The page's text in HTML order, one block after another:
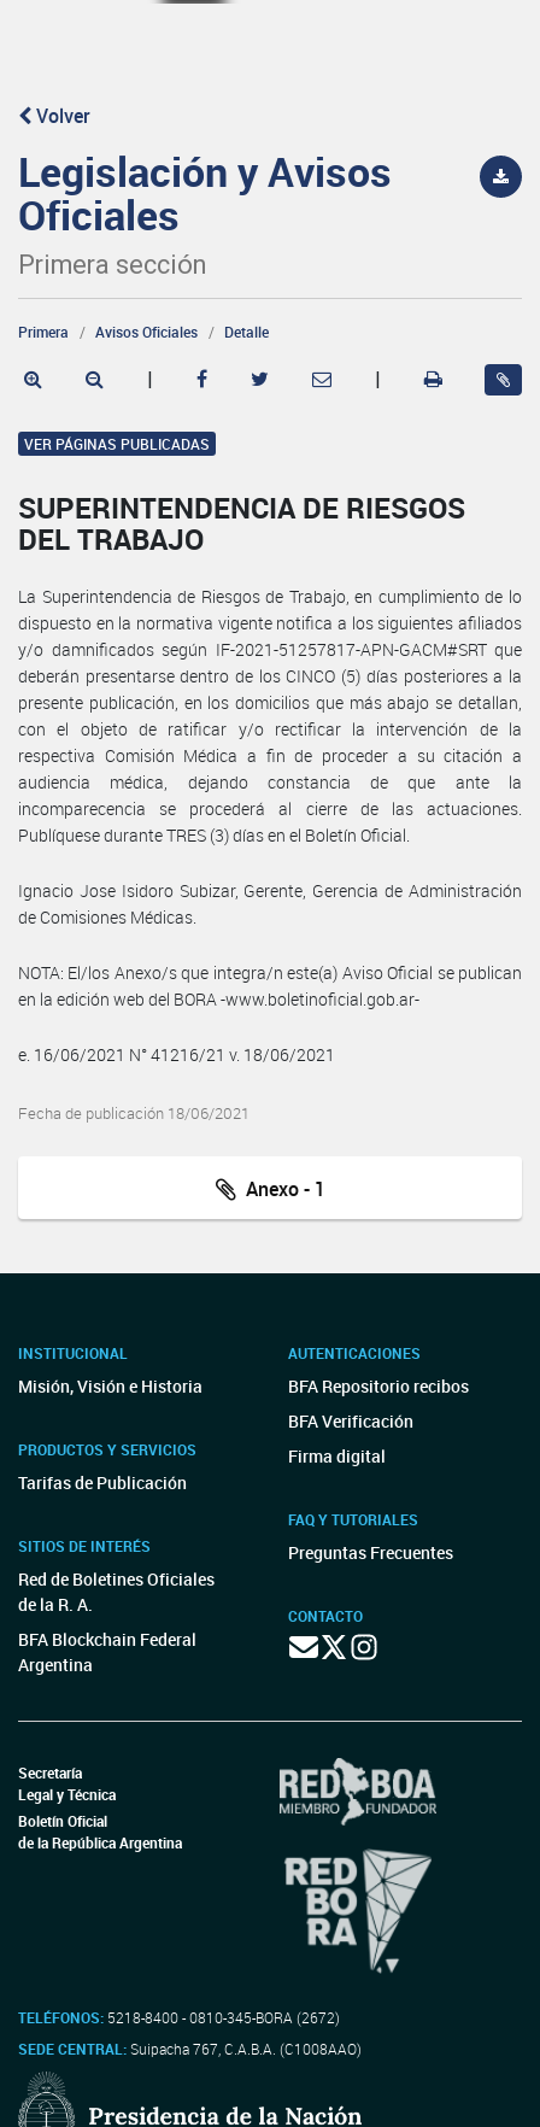
Volver
Legislación y Avisos
Oficiales
Primera sección
Primera Avisos Oficiales Detalle
| |
VER PÁGINAS PUBLICADAS
SUPERINTENDENCIA DE RIESGOS
DEL TRABAJO
La Superintendencia de Riesgos de Trabajo, en cumplimiento de lo
dispuesto en la normativa vigente notifica a los siguientes afiliados
y/o damnificados según IF-2021-51257817-APN-GACM#SRT que
deberán presentarse dentro de los CINCO (5) días posteriores a la
presente publicación, en los domicilios que más abajo se detallan,
con el objeto de ratificar y/o rectificar la intervención de la
respectiva Comisión Médica a fin de proceder a su citación a
audiencia médica, dejando constancia de que ante la
incomparecencia se procederá al cierre de las actuaciones.
Publíquese durante TRES (3) días en el Boletín Oficial.
Ignacio Jose Isidoro Subizar, Gerente, Gerencia de Administración
de Comisiones Médicas.
NOTA: El/los Anexo/s que integra/n este(a) Aviso Oficial se publican
en la edición web del BORA -www.boletinoficial.gob.ar-
e. 16/06/2021 N° 41216/21 v. 18/06/2021
Fecha de publicación 18/06/2021
Anexo - 1
INSTITUCIONAL
Misión, Visión e Historia
PRODUCTOS Y SERVICIOS
Tarifas de Publicación
SITIOS DE INTERÉS
Red de Boletines Oficiales
de la R. A.
BFA Blockchain Federal
Argentina
AUTENTICACIONES
BFA Repositorio recibos
BFA Verificación
Firma digital
FAQ Y TUTORIALES
Preguntas Frecuentes
CONTACTO
Secretaría
Legal y Técnica
Boletín Oficial
de la República Argentina
TELÉFONOS: 5218-8400 - 0810-345-BORA (2672)
SEDE CENTRAL:Suipacha 767, C.A.B.A. (C1008AAO)